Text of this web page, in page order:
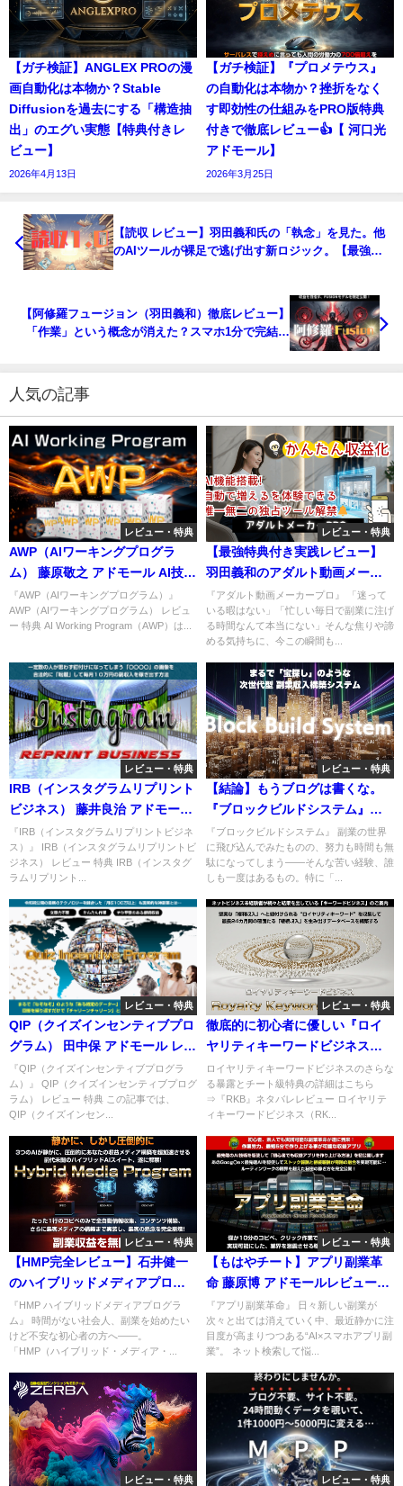
【ガチ検証】ANGLEX PROの漫
画自動化は本物か？Stable
Diffusionを過去にする「構造抽
出」のエグい実態【特典付きレ
ビュー】
2026年4月13日
【ガチ検証】『プロメテウス』
の自動化は本物か？挫折をなく
す即効性の仕組みをPRO版特典
付きで徹底レビュー👍【 河口光
アドモール】
2026年3月25日
【読収 レビュー】羽田義和氏の「執念」を見た。他
のAIツールが裸足で逃げ出す新ロジック。【最強特
【阿修羅フュージョン（羽田義和）徹底レビュー】
「作業」という概念が消えた？スマホ1分で完結す
人気の記事
レビュー・特典
AWP（AIワーキングプログラ
ム） 藤原敬之 アドモール AI技術
が切り開く新時代の稼ぎ方を特
典付きで完全レビュー
『AWP（AIワーキングプログラム）』
AWP（AIワーキングプログラム） レビュ
ー 特典 AI Working Program（AWP）は...
レビュー・特典
【最強特典付き実践レビュー】
羽田義和のアダルト動画メーカ
ープロですでに報酬が発生して
いる件
『アダルト動画メーカープロ』 「迷って
いる暇はない」「忙しい毎日で副業に注げ
る時間なんて本当にない」そんな焦りや諦
める気持ちに、今この瞬間も...
レビュー・特典
IRB（インスタグラムリプリント
ビジネス） 藤井良治 アドモール
画像転載で稼げる簡単・高収益
ビジネスのレビューと特典全解
説
『IRB（インスタグラムリプリントビジネ
ス）』 IRB（インスタグラムリプリントビ
ジネス） レビュー 特典 IRB（インスタグ
ラムリプリント...
レビュー・特典
【結論】もうブログは書くな。
『ブロックビルドシステム』
で“まとめる”だけで勝てる時
代。【特典付レビュー】
『ブロックビルドシステム』 副業の世界
に飛び込んでみたものの、努力も時間も無
駄になってしまう――そんな苦い経験、誰
しも一度はあるもの。特に「...
レビュー・特典
QIP（クイズインセンティブプロ
グラム） 田中保 アドモール レビ
ュー 特典
『QIP（クイズインセンティブプログラ
ム）』 QIP（クイズインセンティブプログ
ラム） レビュー 特典 この記事では、
QIP（クイズインセン...
レビュー・特典
徹底的に初心者に優しい『ロイ
ヤリティキーワードビジネス
RKB（小林優太）』の全貌と
は？ネタバレレビューと特典
ロイヤリティキーワードビジネスのさらな
る暴露とチート級特典の詳細はこちら
⇒『RKB』ネタバレレビュー ロイヤリテ
ィキーワードビジネス（RK...
レビュー・特典
【HMP完全レビュー】石井健一
のハイブリッドメディアプログ
ラムで本当に稼げる？性能を
100％以上引き出すために必須の
限定特典付き！
『HMP ハイブリッドメディアプログラ
ム』 時間がない社会人、副業を始めたい
けど不安な初心者の方へ――。
「HMP（ハイブリッド・メディア・...
レビュー・特典
【もはやチート】アプリ副業革
命 藤原博 アドモールレビュー
“挫折者0”特典付きで始めなけれ
ば“100％”損します
『アプリ副業革命』 日々新しい副業が
次々と出ては消えていく中、最近静かに注
目度が高まりつつある“AI×スマホアプリ副
業”。 ネット検索して悩...
レビュー・特典 レビュー・特典